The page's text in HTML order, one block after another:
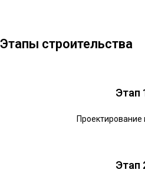
Этапы строительства
Этап
Проектирование
Этап